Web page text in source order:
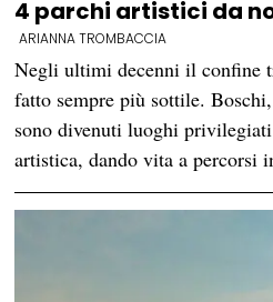
4 parchi artistici da
ARIANNA TROMBACCIA
Negli ultimi decenni il confine
fatto sempre più sottile.
sono divenuti luoghi
artistica, dando vita a percorsi